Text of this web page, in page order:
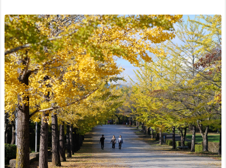

次へ

検索